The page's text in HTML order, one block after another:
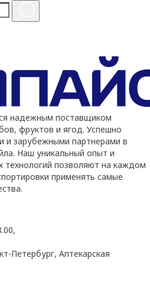
надежным поставщиком
фруктов и ягод. Успешно
и зарубежными партнерами в
Наш уникальный опыт и
технологий позволяют на каждом
применять самые
Петербург, Аптекарская